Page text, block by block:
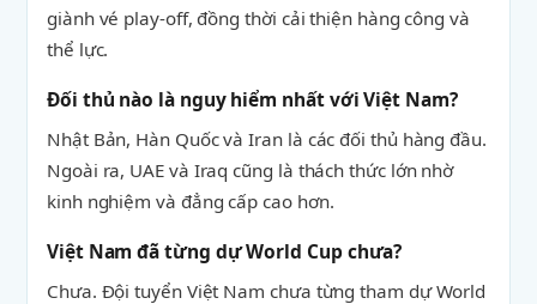
giành vé play-off, đồng thời cải thiện hàng công và
thể lực.
Đối thủ nào là nguy hiểm nhất với Việt Nam?
Nhật Bản, Hàn Quốc và Iran là các đối thủ hàng đầu.
Ngoài ra, UAE và Iraq cũng là thách thức lớn nhờ
kinh nghiệm và đẳng cấp cao hơn.
Việt Nam đã từng dự World Cup chưa?
Chưa. Đội tuyển Việt Nam chưa từng tham dự World